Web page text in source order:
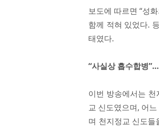
보도에 따르면 “성
함께 적혀 있었다.
태였다.
“사실상 흡수합병
이번 방송에서는
교 신도였으며, 어
며 천지정교 신도들